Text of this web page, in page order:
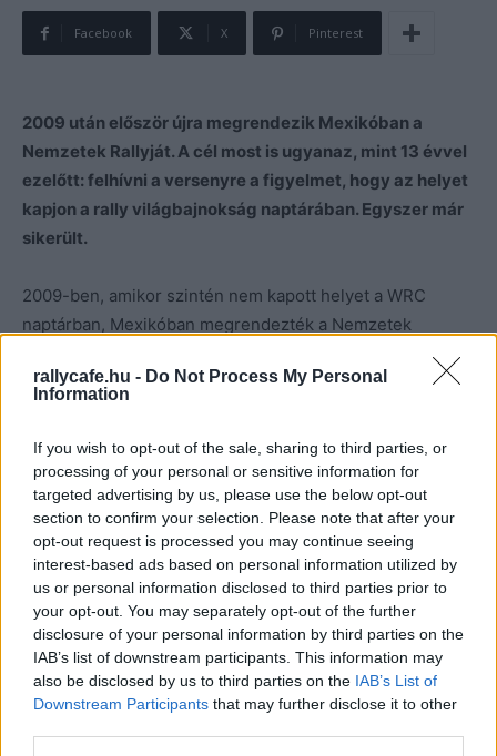
rallycafe.hu - Do Not Process My Personal
Information
If you wish to opt-out of the sale, sharing to third parties, or
processing of your personal or sensitive information for
targeted advertising by us, please use the below opt-out
section to confirm your selection. Please note that after your
opt-out request is processed you may continue seeing
interest-based ads based on personal information utilized by
us or personal information disclosed to third parties prior to
your opt-out. You may separately opt-out of the further
disclosure of your personal information by third parties on the
IAB’s list of downstream participants. This information may
also be disclosed by us to third parties on the IAB’s List of
Downstream Participants that may further disclose it to other
Facebook X Pinterest
2009 után először újra megrendezik Mexikóban a
Nemzetek Rallyját. A cél most is ugyanaz, mint 13 évvel
ezelőtt: felhívni a versenyre a figyelmet, hogy az helyet
kapjon a rally világbajnokság naptárában. Egyszer már
sikerült.
2009-ben, amikor szintén nem kapott helyet a WRC
naptárban, Mexikóban megrendezték a Nemzetek
Rallyját, ami után 2011-től ismét vb futamot rendezhettek.
megrendezésre, ugyanazt a szervizparkot és szakaszokat
fogja használni, mint tette azt a Mexikó Rally vb-futam is.
A Mexikó Rally 2020-ban került megrendezésre utoljára
vb-futamként, majd a járvány miatti nehéz logisztika miatt
tavaly már nem tartották meg, és Argentína, valamint
Chile kiesésével 1995 óta először nem voltWRC futam
az Amerikai földrészen.
„Nem szereplünk az idei WRC naptárban sem, ami nagy